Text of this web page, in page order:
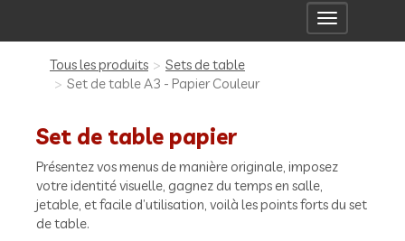
Toggle
navigation
Tous les produits
Sets de table
Set de table A3 - Papier Couleur
Set de table papier
Présentez vos menus de manière originale, imposez
votre identité visuelle, gagnez du temps en salle,
jetable, et facile d’utilisation, voilà les points forts du set
de table.